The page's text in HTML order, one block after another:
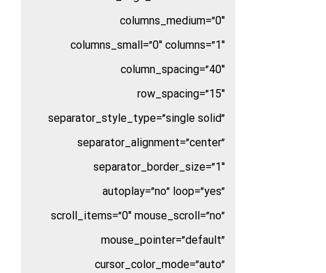
columns_medium=”0″
columns_small=”0″ columns=”1″
column_spacing=”40″
row_spacing=”15″
separator_style_type=”single solid”
separator_alignment=”center”
separator_border_size=”1″
autoplay=”no” loop=”yes”
scroll_items=”0″ mouse_scroll=”no”
mouse_pointer=”default”
cursor_color_mode=”auto”